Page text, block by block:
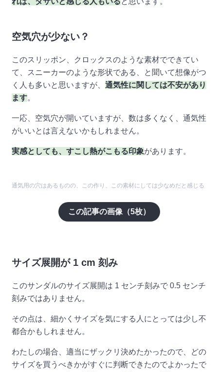
空気穴が少ない？
このスリッポン、クロックスのような素材でできてい
て、スニーカーのような形状である、と聞いて想像がつ
く人も多いと思いますが、 通気性に関しては不安があり
ます。
一応、空気穴が開いていますが、数は多くなく、通気性
がいいとは言えないかもしれません。
実感としても、すこし熱がこもる印象があります。
通気用の穴はあるものの、この作り、この素材にしては少なめだと感じる
この記事の画像（5枚）
サイズ展開が 1 cm 刻み
このサンダルのサイズ展開は 1 センチ刻みで 0.5 センチ
刻みではありません。
その点は、細かくサイズを気にする人にとっては少し不
都合かもしれません。
わたしの場合、適当にザックリ決めたかったので、どの
サイズを買うべきかがすぐに判断できたのでよかったで